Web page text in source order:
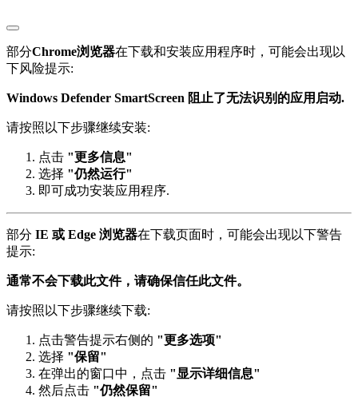
部分Chrome浏览器在下载和安装应用程序时，可能会出现以
下风险提示:
Windows Defender SmartScreen 阻止了无法识别的应用启动.
请按照以下步骤继续安装:
点击 "更多信息"
选择 "仍然运行"
即可成功安装应用程序.
部分 IE 或 Edge 浏览器在下载页面时，可能会出现以下警告
提示:
通常不会下载此文件，请确保信任此文件。
请按照以下步骤继续下载:
点击警告提示右侧的 "更多选项"
选择 "保留"
在弹出的窗口中，点击 "显示详细信息"
然后点击 "仍然保留"